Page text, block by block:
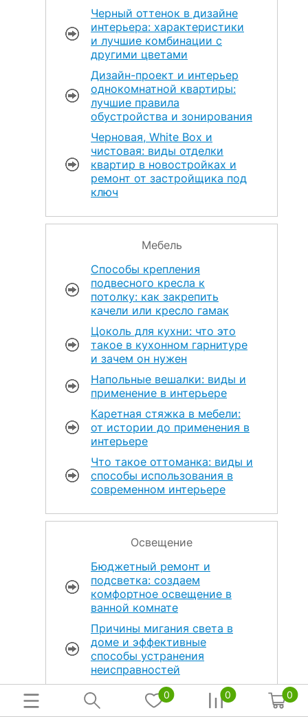
Черный оттенок в дизайне
интерьера: характеристики
и лучшие комбинации с
другими цветами
Дизайн-проект и интерьер
однокомнатной квартиры:
лучшие правила
обустройства и зонирования
Черновая, White Box и
чистовая: виды отделки
квартир в новостройках и
ремонт от застройщика под
ключ
Мебель
Способы крепления
подвесного кресла к
потолку: как закрепить
качели или кресло гамак
Цоколь для кухни: что это
такое в кухонном гарнитуре
и зачем он нужен
Напольные вешалки: виды и
применение в интерьере
Каретная стяжка в мебели:
от истории до применения в
интерьере
Что такое оттоманка: виды и
способы использования в
современном интерьере
Освещение
Бюджетный ремонт и
подсветка: создаем
комфортное освещение в
ванной комнате
Причины мигания света в
доме и эффективные
способы устранения
неисправностей
Наружное освещение
загородного дома и участка:
0 0 0